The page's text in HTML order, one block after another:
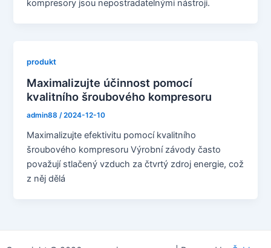
kompresory jsou nepostradatelnými nástroji.
produkt
Maximalizujte účinnost pomocí
kvalitního šroubového kompresoru
admin88/2024-12-10
Maximalizujte efektivitu pomocí kvalitního
šroubového kompresoru Výrobní závody často
považují stlačený vzduch za čtvrtý zdroj energie, což
z něj dělá